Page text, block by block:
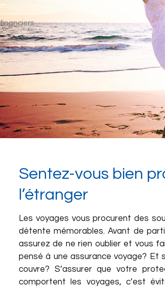
Sentez-vous bien
l’étranger
Les voyages vous procurent des
détente mémorables. Avant de
assurez de ne rien oublier et vous
pensé à une assurance voyage? Et
couvre? S’assurer que votre
comportent les voyages, c’est